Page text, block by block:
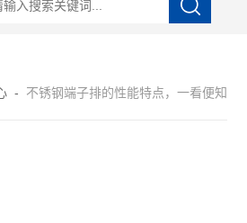
认证 ESD知识培训 ESD20.20认证
- 不锈钢端子排的性能特点，一看便知